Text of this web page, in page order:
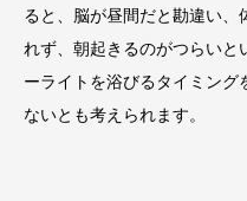
ると、脳が昼間だと勘違い
れず、朝起きるのがつらいと
ーライトを浴びるタイミング
ないとも考えられます。